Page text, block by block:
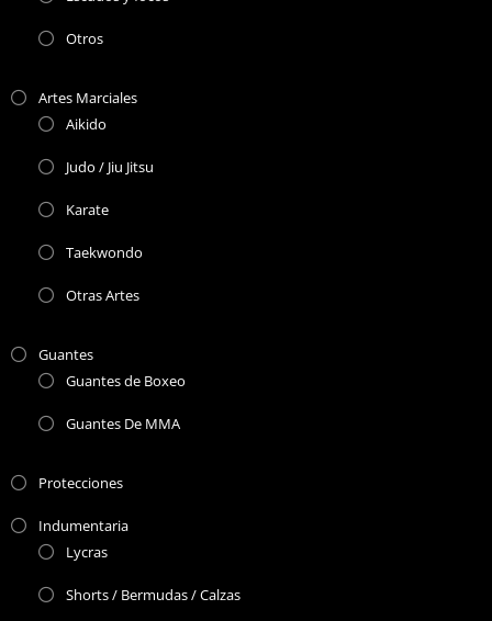
Otros
Artes Marciales
Aikido
Judo / Jiu Jitsu
Karate
Taekwondo
Otras Artes
Guantes
Guantes de Boxeo
Guantes De MMA
Protecciones
Indumentaria
Lycras
Shorts / Bermudas / Calzas